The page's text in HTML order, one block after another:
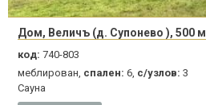
Дом, Величъ (д. Супонево ), 500 м
код: 740-803
меблирован, спален: 6, с/узлов: 3
Сауна